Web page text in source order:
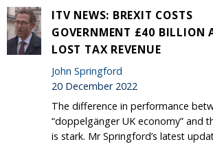
ITV NEWS: BREXIT COSTS
GOVERNMENT £40 BILLION
LOST TAX REVENUE
John Springford
20 December 2022
The difference in performance
“doppelgänger UK economy” and
is stark. Mr Springford’s latest